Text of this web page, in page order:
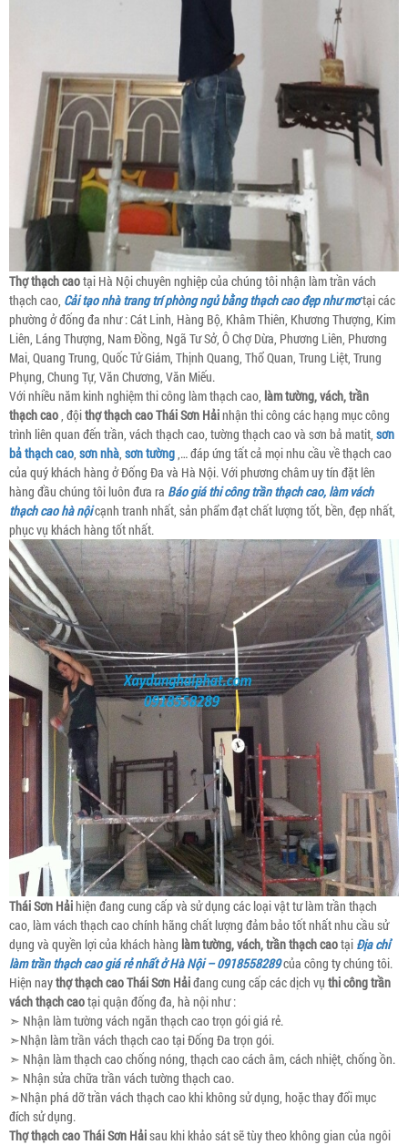
Thợ thạch caotại Hà Nội chuyên nghiệp của chúng tôi nhận làm trần vách
thạch cao, Cải tạo nhà trang trí phòng ngủ bằng thạch cao đẹp như mơtại các
phường ở đống đa như : Cát Linh, Hàng Bộ, Khâm Thiên, Khương Thượng, Kim
Liên, Láng Thượng, Nam Đồng, Ngã Tư Sở, Ô Chợ Dừa, Phương Liên, Phương
Mai, Quang Trung, Quốc Tử Giám, Thịnh Quang, Thổ Quan, Trung Liệt, Trung
Phụng, Chung Tự, Văn Chương, Văn Miếu.
Với nhiều năm kinh nghiệm thi công làm thạch cao, làm tường, vách, trần
thạch cao, độithợ thạch caoThái Sơn Hảinhận thi công các hạng mục công
trình liên quan đến trần, vách thạch cao, tường thạch cao và sơn bả matit, sơn
bả thạch cao, sơn nhà, sơn tường,… đáp ứng tất cả mọi nhu cầu về thạch cao
của quý khách hàng ở Đống Đa và Hà Nội. Với phương châm uy tín đặt lên
hàng đầu chúng tôi luôn đưa ra Báo giá thi công trần thạch cao, làm vách
thạch cao hà nộicạnh tranh nhất, sản phẩm đạt chất lượng tốt, bền, đẹp nhất,
phục vụ khách hàng tốt nhất.
Thái Sơn Hảihiện đang cung cấp và sử dụng các loại vật tư làm trần thạch
cao, làm vách thạch cao chính hãng chất lượng đảm bảo tốt nhất nhu cầu sử
dụng và quyền lợi của khách hàng làm tường, vách, trần thạch caotại Địa chỉ
làm trần thạch cao giá rẻ nhất ở Hà Nội – 0918558289của công ty chúng tôi.
Hiện naythợ thạch caoThái Sơn Hảiđang cung cấp các dịch vụ thi công trần
vách thạch caotại quận đống đa, hà nội như :
➣ Nhận làm tường vách ngăn thạch cao trọn gói giá rẻ.
➣Nhận làm trần vách thạch cao tại Đống Đa trọn gói.
➣ Nhận làm thạch cao chống nóng, thạch cao cách âm, cách nhiệt, chống ồn.
➣ Nhận sửa chữa trần vách tường thạch cao.
➣Nhận phá dỡ trần vách thạch cao khi không sử dụng, hoặc thay đổi mục
đích sử dụng.
Thợ thạch caoThái Sơn Hảisau khi khảo sát sẽ tùy theo không gian của ngôi